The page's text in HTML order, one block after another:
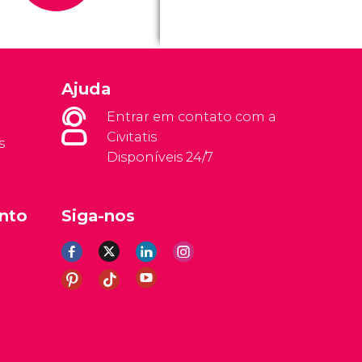
Ajuda
Entrar em contato com a
Civitatis
Disponíveis 24/7
Siga-nos